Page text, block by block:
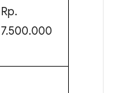
Rp.
7.500.000